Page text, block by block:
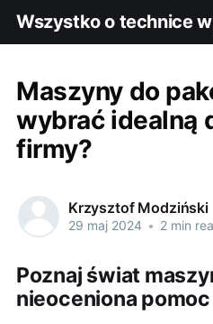
Wszystko o technice
Maszyny do
wybrać idealną
firmy?
Krzysztof Modziński
29 maj 2024 • 2 min
Poznaj świat
nieoceniona